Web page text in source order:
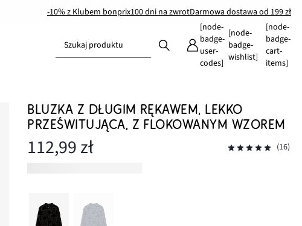
-10% z Klubem bonprix100 dni na zwrotDarmowa dostawa od 199 zł
Szukaj produktu
[node-
badge-
user-
codes]
[node-
badge-
wishlist]
[node-
badge-
cart-
items]
BLUZKA Z DŁUGIM RĘKAWEM, LEKKO
PRZEŚWITUJĄCA, Z FLOKOWANYM WZOREM
112,99 zł (16)